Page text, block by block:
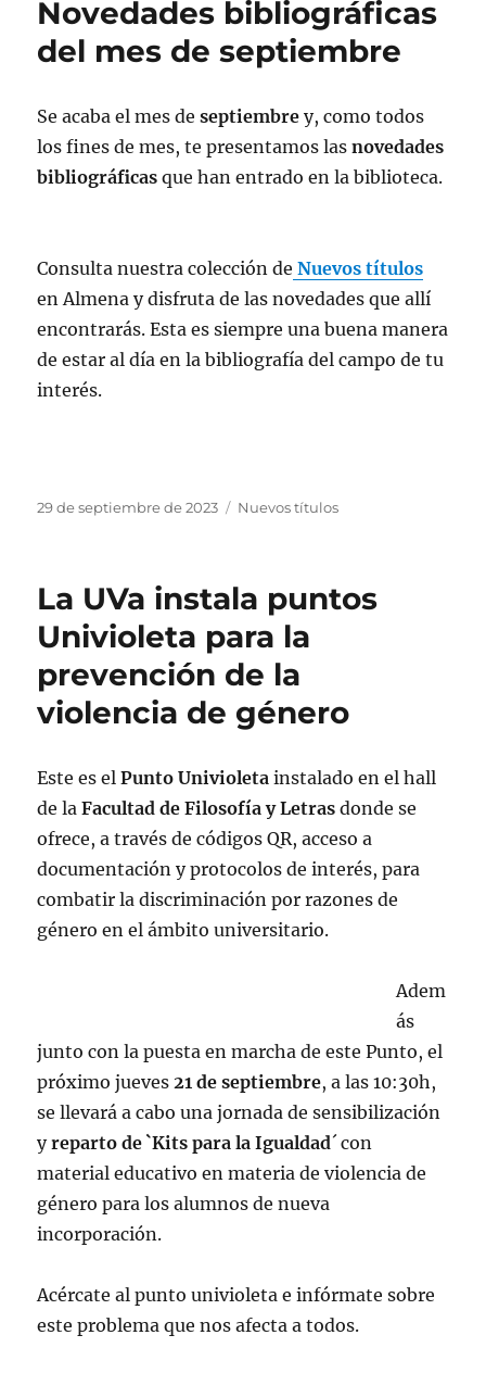
Novedades bibliográficas
del mes de septiembre
Se acaba el mes de septiembre y, como todos
los fines de mes, te presentamos lasnovedades
bibliográficas que han entrado en la biblioteca.
Consulta nuestra colección de Nuevos títulos
en Almena y disfruta de las novedades que allí
encontrarás. Esta es siempre una buena manera
de estar al día en la bibliografía del campo de tu
interés.
Publicado
29 de septiembre de 2023 Categorías
Nuevos títulos
La UVa instala puntos
Univioleta para la
prevención de la
violencia de género
Este es elPunto Univioleta instalado en el hall
de laFacultad de Filosofía y Letras donde se
ofrece, a través de códigos QR, acceso a
documentación y protocolos de interés, para
combatir la discriminación por razones de
género en el ámbito universitario.
Adem
ás
junto con la puesta en marcha de este Punto, el
próximo jueves 21 de septiembre, a las 10:30h,
se llevará a cabo una jornada de sensibilización
yreparto de `Kits para la Igualdad´ con
material educativo en materia de violencia de
género para los alumnos de nueva
incorporación.
Acércate al punto univioleta e infórmate sobre
este problema que nos afecta a todos.